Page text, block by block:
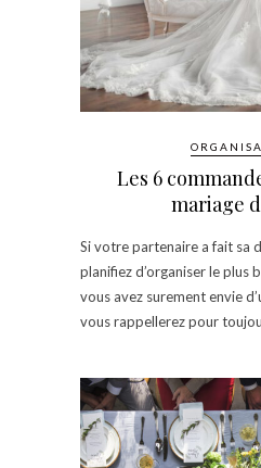
Les 6
mariage
Si votre partenaire a fait sa
planifiez d’organiser le plus
vous avez surement envie
vous rappellerez pour